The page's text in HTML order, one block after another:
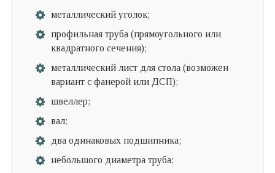
металлический уголок;
профильная труба (прямоугольного или
квадратного сечения);
металлический лист для стола (возможен
вариант с фанерой или ДСП);
швеллер;
вал;
два одинаковых подшипника;
небольшого диаметра труба;